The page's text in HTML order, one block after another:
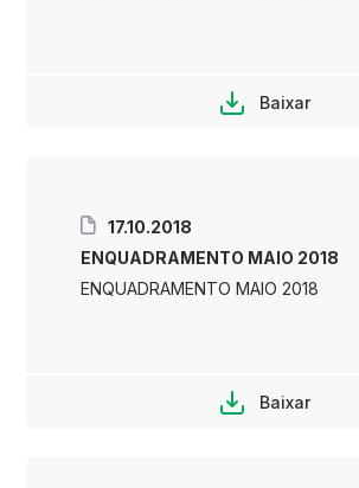
Baixar
17.10.2018
ENQUADRAMENTO MAIO 2018
ENQUADRAMENTO MAIO 2018
Baixar